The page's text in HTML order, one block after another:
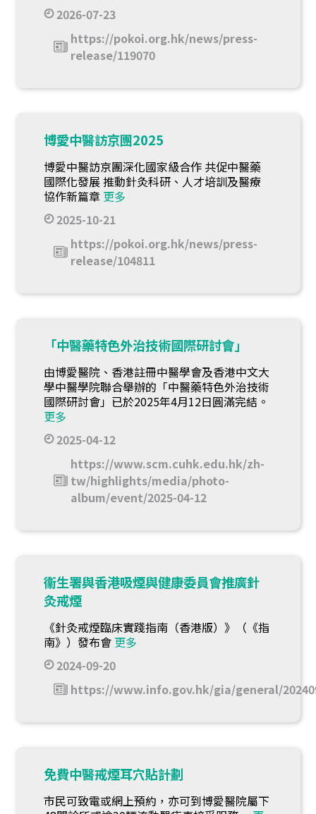
2026-07-23
https://pokoi.org.hk/news/press-
release/119070
博愛中醫訪京團2025
博愛中醫訪京團深化國家級合作 共促中醫藥
國際化發展 推動針灸科研、人才培訓及醫療
協作新篇章 更多
2025-10-21
https://pokoi.org.hk/news/press-
release/104811
「中醫藥特色外治技術國際研討會」
由博愛醫院、香港註冊中醫學會及香港中文大
學中醫學院聯合舉辦的「中醫藥特色外治技術
國際研討會」已於2025年4月12日圓滿完結。
更多
2025-04-12
https://www.scm.cuhk.edu.hk/zh-
tw/highlights/media/photo-
album/event/2025-04-12
衞生署與香港吸煙與健康委員會推廣針
灸戒煙
《針灸戒煙臨床實踐指南（香港版）》（《指
南》）發布會 更多
2024-09-20
https://www.info.gov.hk/gia/general/
免費中醫戒煙耳穴貼計劃
市民可致電或網上預約，亦可到博愛醫院屬下